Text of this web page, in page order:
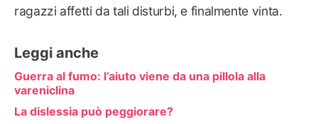
ragazzi affetti da tali disturbi, e finalmente vinta.
Leggi anche
Guerra al fumo: l’aiuto viene da una pillola alla
vareniclina
La dislessia può peggiorare?